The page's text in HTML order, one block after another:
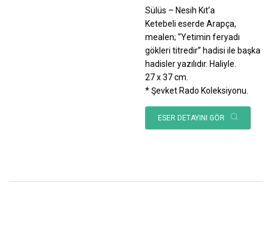
Sülüs – Nesih Kıt’a
Ketebeli eserde Arapça,
mealen; “Yetimin feryadı
gökleri titredir” hadisi ile başka
hadisler yazılıdır. Haliyle.
27 x 37 cm.
* Şevket Rado Koleksiyonu.
ESER DETAYINI GÖR